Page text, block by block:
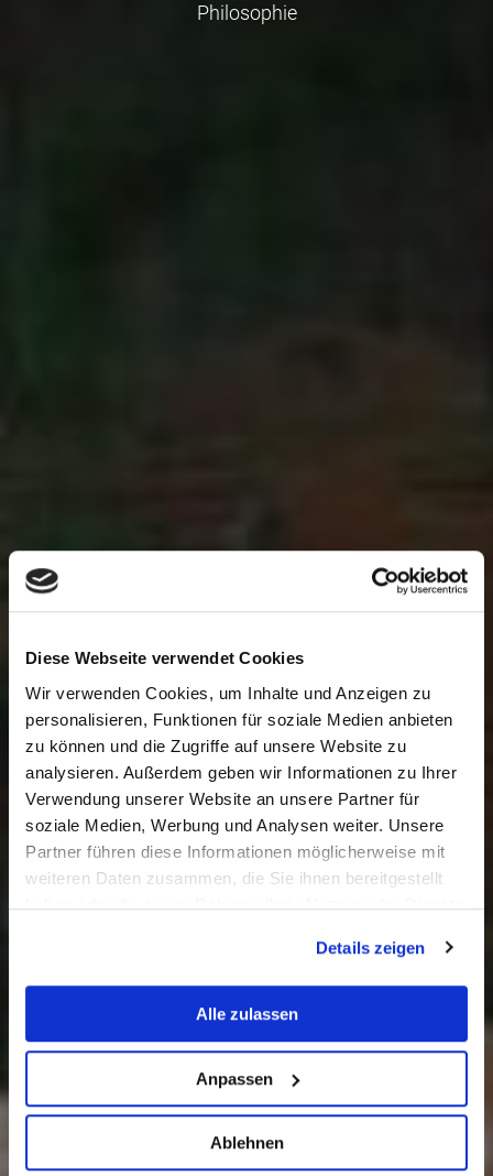
Diese Webseite verwendet Cookies
Wir verwenden Cookies, um Inhalte und Anzeigen zu
personalisieren, Funktionen für soziale Medien anbieten
zu können und die Zugriffe auf unsere Website zu
analysieren. Außerdem geben wir Informationen zu Ihrer
Verwendung unserer Website an unsere Partner für
soziale Medien, Werbung und Analysen weiter. Unsere
Partner führen diese Informationen möglicherweise mit
weiteren Daten zusammen, die Sie ihnen bereitgestellt
haben oder die sie im Rahmen Ihrer Nutzung der Dienste
Details zeigen
Alle zulassen
Anpassen
Ablehnen
Philosophie